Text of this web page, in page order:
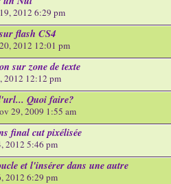
2012 6:29 pm
flash CS4
2012 12:01 pm
sur zone de texte
2012 12:12 pm
Quoi faire?
29, 2009 1:55 am
final cut pixélisée
2012 5:46 pm
et l'insérer dans une autre
2012 6:29 pm